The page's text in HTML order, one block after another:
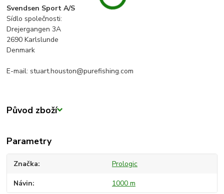
Svendsen Sport A/S
Sídlo společnosti:
Drejergangen 3A
2690 Karlslunde
Denmark
E-mail: stuart.houston@purefishing.com
Původ zboží
Parametry
Značka Prologic
Návin 1000 m